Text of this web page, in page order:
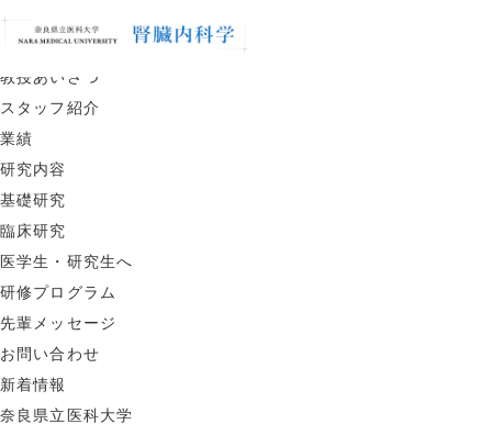
MENU
腎臓内科について
教授あいさつ
スタッフ紹介
業績
研究内容
基礎研究
臨床研究
医学生・研究生へ
研修プログラム
先輩メッセージ
お問い合わせ
新着情報
奈良県立医科大学